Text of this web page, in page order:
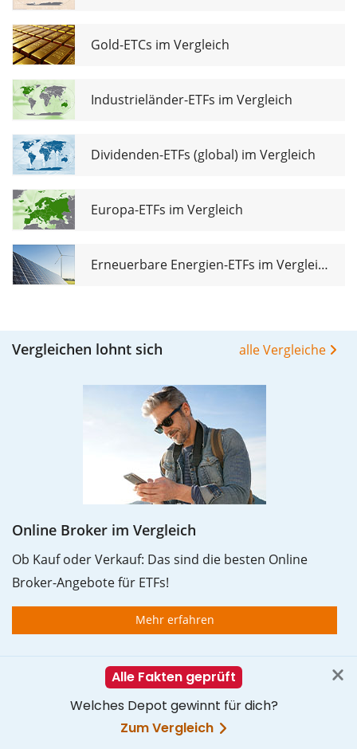
Gold-ETCs im Vergleich
Industrieländer-ETFs im Vergleich
Dividenden-ETFs (global) im Vergleich
Europa-ETFs im Vergleich
Erneuerbare Energien-ETFs im Vergleich
Vergleichen lohnt sich alle Vergleiche
Online Broker im Vergleich
Ob Kauf oder Verkauf: Das sind die besten Online
Broker-Angebote für ETFs!
Mehr erfahren
Interessante Artikel Artikelübersicht
Gehebelte Welt-ETFs im Check